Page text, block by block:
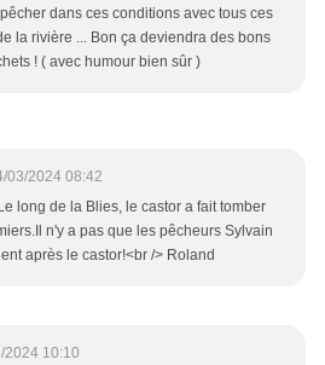
dans ces conditions avec tous ces
la rivière ... Bon ça deviendra des bons
! ( avec humour bien sûr )
03/2024 08:42
long de la Blies, le castor a fait tomber
n'y a pas que les pêcheurs Sylvain
après le castor!<br /> Roland
2024 10:10